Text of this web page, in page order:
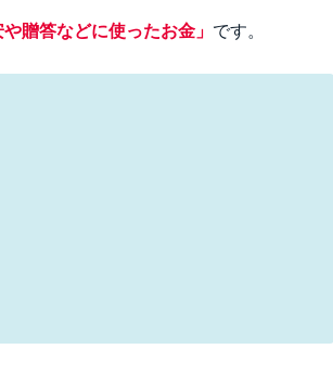
贈答などに使ったお金」 です。